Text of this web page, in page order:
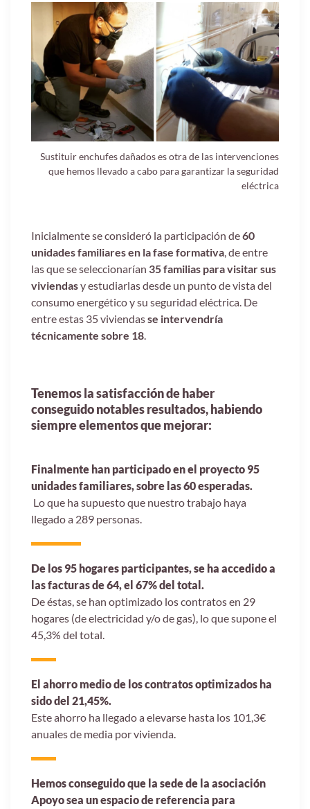
Sustituir enchufes dañados es otra de las intervenciones
que hemos llevado a cabo para garantizar la seguridad
eléctrica
Inicialmente se consideró la participación de60
unidades familiares en la fase formativa, de entre
las que se seleccionarían 35 familias para visitar sus
viviendasy estudiarlas desde un punto de vista del
consumo energético y su seguridad eléctrica. De
entre estas 35 viviendasse intervendría
técnicamente sobre 18.
Tenemos la satisfacción de haber
conseguido notables resultados, habiendo
siempre elementos que mejorar:
Finalmente han participado en el proyecto 95
unidades familiares, sobre las 60 esperadas.
Lo que ha supuesto que nuestro trabajo haya
llegado a 289 personas.
De los 95 hogares participantes, se ha accedido a
las facturas de 64, el 67% del total.
De éstas, se han optimizado los contratos en 29
hogares (de electricidad y/o de gas), lo que supone el
45,3% del total.
El ahorro medio de los contratos optimizados ha
sido del 21,45%.
Este ahorro ha llegado a elevarse hasta los 101,3€
anuales de media por vivienda.
Hemos conseguido que la sede de la asociación
Apoyo sea un espacio de referencia para